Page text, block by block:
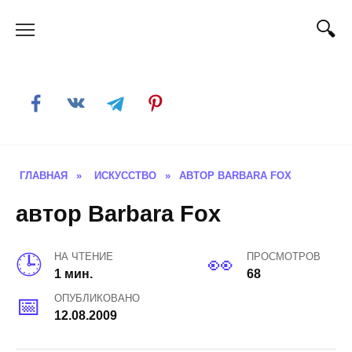
ГЛАВНАЯ » ИСКУССТВО » АВТОР BARBARA FOX
автор Barbara Fox
НА ЧТЕНИЕ
1 мин.
ПРОСМОТРОВ
68
ОПУБЛИКОВАНО
12.08.2009